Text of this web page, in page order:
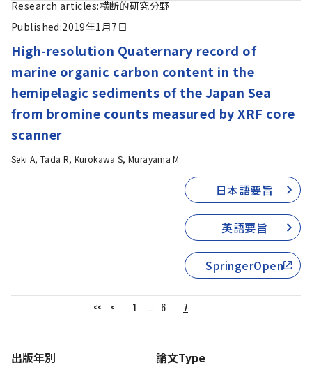
Research articles:横断的研究分野
Published:2019年1月7日
High-resolution Quaternary record of
marine organic carbon content in the
hemipelagic sediments of the Japan Sea
from bromine counts measured by XRF core
scanner
Seki A, Tada R, Kurokawa S, Murayama M
日本語要旨
英語要旨
SpringerOpen
<< < 1 6 7
出版年別 論文Type